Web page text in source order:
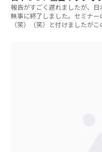
報告がすごく遅れましたが、
無事に終了しました。セミナ
（笑）（笑）と付けましたが